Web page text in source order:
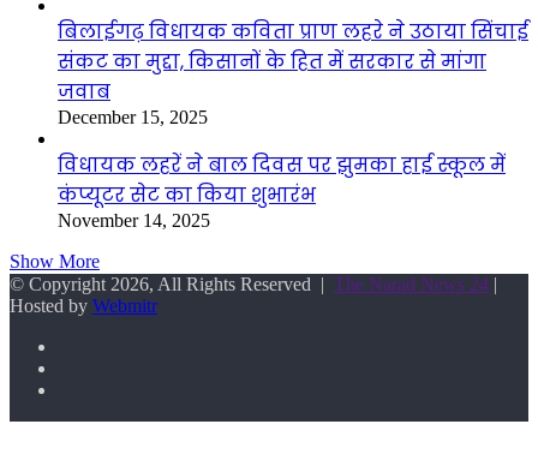
बिलाईगढ़ विधायक कविता प्राण लहरे ने उठाया सिंचाई
संकट का मुद्दा, किसानों के हित में सरकार से मांगा
जवाब
December 15, 2025
विधायक लहरें ने बाल दिवस पर झुमका हाई स्कूल में
कंप्यूटर सेट का किया शुभारंभ
November 14, 2025
Show More
© Copyright 2026, All Rights Reserved | The Narad News 24 |
Hosted by Webmitr